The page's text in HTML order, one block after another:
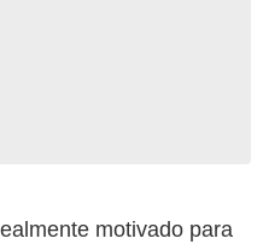
motivado para